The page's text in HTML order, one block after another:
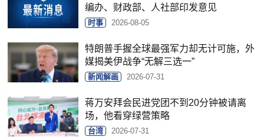
编办、财政部、人社部印发意见
时事 2026-08-05
特朗普手握全球最强军力却无计可施，外
媒揭美伊战争“无解三选一”
新闻解画 2026-07-31
蒋万安拜会民进党团不到20分钟被请离
场，他看穿绿营策略
台湾 2026-07-31